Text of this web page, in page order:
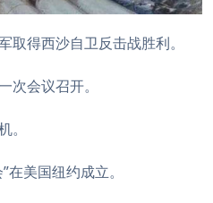
得西沙自卫反击战胜利。
会议召开。
。
美国纽约成立。